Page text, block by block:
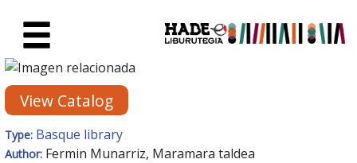
New Books Card - Liburutegia
View Catalog
Type: Basque library
Author: Fermin Munarriz, Maramara taldea